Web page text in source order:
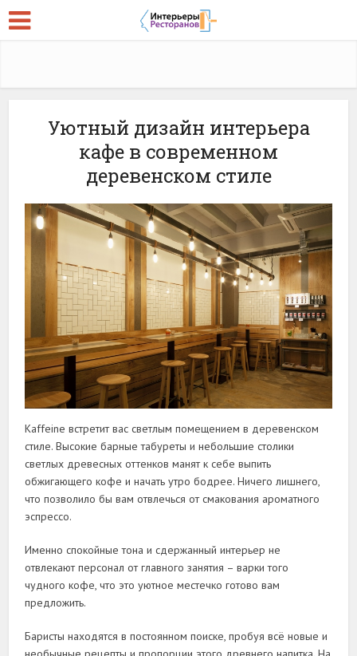
Уютный дизайн интерьера
кафе в современном
деревенском стиле
Kaffeine встретит вас светлым помещением в деревенском
стиле. Высокие барные табуреты и небольшие столики
светлых древесных оттенков манят к себе выпить
обжигающего кофе и начать утро бодрее. Ничего лишнего,
что позволило бы вам отвлечься от смакования ароматного
эспрессо.
Именно спокойные тона и сдержанный интерьер не
отвлекают персонал от главного занятия – варки того
чудного кофе, что это уютное местечко готово вам
предложить.
Баристы находятся в постоянном поиске, пробуя всё новые и